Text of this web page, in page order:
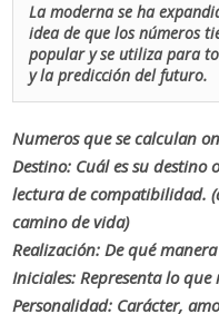
La moderna se ha
idea de que los números
popular y se utiliza para
y la predicción del futuro.
Numeros que se calculan
Destino: Cuál es su destino
lectura de compatibilidad.
camino de vida)
Realización: De qué
Iniciales: Representa lo
Personalidad: Carácter,